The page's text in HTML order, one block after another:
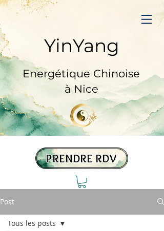
Prendre RDV
YinYang
Energétique Chinoise
à Nice
PRENDRE RDV
Post
Tous les posts